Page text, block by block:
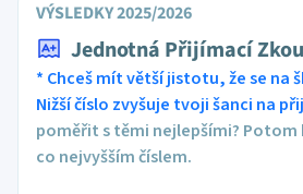
VÝSLEDKY 2025/2026
Jednotná Přijímací
* Chceš mít větší jistotu, že se na
Nižší číslo zvyšuje tvoji šanci na
poměřit s těmi nejlepšími? Potom
co nejvyšším číslem.